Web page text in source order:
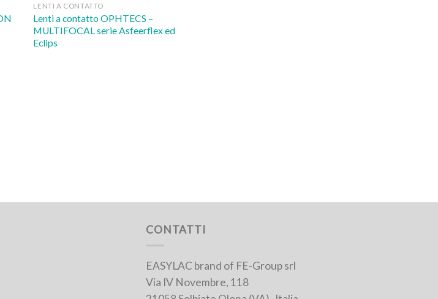
LENTI A CONTATTO
Lenti a contatto OPHTECS –
MULTIFOCAL serie Asfeerflex ed
Eclips
CONTATTI
EASYLAC brand of FE-Group srl
Via IV Novembre, 118